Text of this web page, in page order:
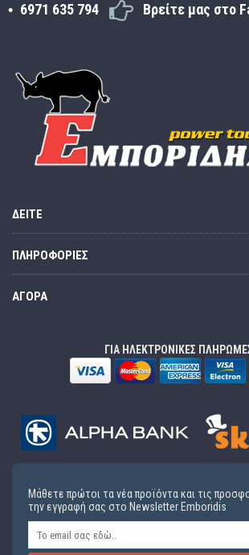
6971 635 794 Βρείτε μας στο
ΔΕΊΤΕ
ΠΛΗΡΟΦΟΡΊΕΣ
ΑΓΟΡΆ
ΓΙΑ ΗΛΕΚΤΡΟΝΙΚΕΣ
Μάθετε πρώτοι τα νέα προϊόντα και τις
την εγγραφή σας στο Newsletter Emboridis